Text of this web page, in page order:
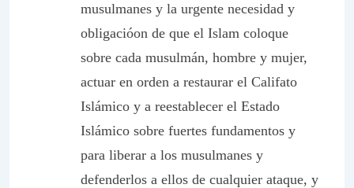
musulmanes y la urgente necesidad y
obligacióon de que el Islam coloque
sobre cada musulmán, hombre y mujer,
actuar en orden a restaurar el Califato
Islámico y a reestablecer el Estado
Islámico sobre fuertes fundamentos y
para liberar a los musulmanes y
defenderlos a ellos de cualquier ataque, y